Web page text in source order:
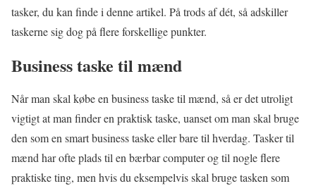
tasker, du kan finde i denne artikel. På trods af dét, så adskiller
taskerne sig dog på flere forskellige punkter.
Business taske til mænd
Når man skal købe en business taske til mænd, så er det utroligt
vigtigt at man finder en praktisk taske, uanset om man skal bruge
den som en smart business taske eller bare til hverdag. Tasker til
mænd har ofte plads til en bærbar computer og til nogle flere
praktiske ting, men hvis du eksempelvis skal bruge tasken som